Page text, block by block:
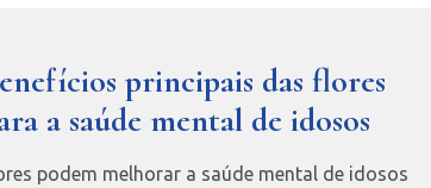
principais das flores
a saúde mental de idosos
podem melhorar a saúde mental de idosos